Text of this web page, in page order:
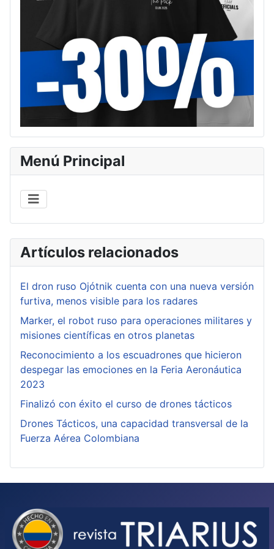
Menú Principal
Artículos relacionados
El dron ruso Ojótnik cuenta con una nueva versión
furtiva, menos visible para los radares
Marker, el robot ruso para operaciones militares y
misiones científicas en otros planetas
Reconocimiento a los escuadrones que hicieron
despegar las emociones en la Feria Aeronáutica
2023
Finalizó con éxito el curso de drones tácticos
Drones Tácticos, una capacidad transversal de la
Fuerza Aérea Colombiana